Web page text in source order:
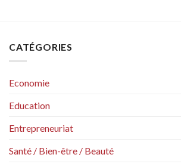
CATÉGORIES
Economie
Education
Entrepreneuriat
Santé / Bien-être / Beauté